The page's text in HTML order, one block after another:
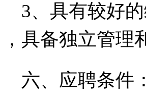
、具有较好的
具备独立管理
、应聘条件